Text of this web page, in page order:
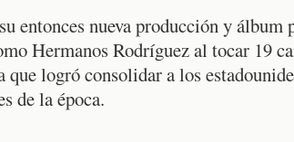
entonces nueva producción y álbum
Hermanos Rodríguez al tocar 19
que logró consolidar a los
de la época.